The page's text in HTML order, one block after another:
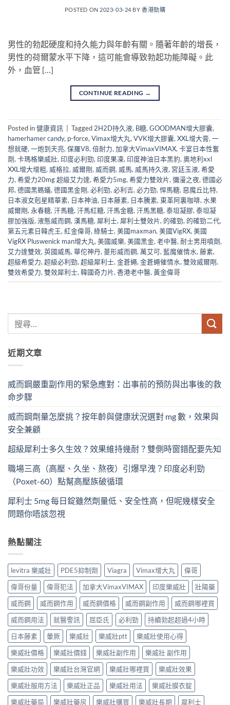
POSTED ON 2023-03-24 BY香港勁購
男性的勃起硬度和持久能力與年齡有關。隨著年齡的增長，
男性的荷爾蒙水平下降，這可能會導致勃起功能障礙。此
外，血管 […]
CONTINUE READING →
Posted in健康資訊 Tagged2H2D持久液, B糖,GOODMAN增大膠囊,
hamerhamer candy, p-force,Vimax增大丸,VVK增大膠囊,XXL增大膏,一
想就硬,一炮到天亮,保羅V8,倍耐力,加拿大VimaxVIMAX,卡宴日本性奮
劑,卡瑪格樂威壯,印度必利勁,印度果凍,印度神油日本黑豹,奧地利xxl
XXL增大增粗, 威格拉, 威爾剛, 威而鋼, 威馬, 威馬持久液, 宮廷玉液,希愛
力,希愛力20mg 超級艾力達,希愛力5mg,希愛力雙效片,彌漫之夜,德國必
邦,德國黑螞蟻,德國黑金剛,必利勁,必利吉,必力勁,悍馬糖,惡魔丘比特,
日本淑女剋星精華素, 日本神油, 日本藤素, 日本騰素,東革阿裏咖啡,水果
威爾剛,永春糖,汗馬糖,汗馬紅糖,汗馬金糖,汗馬黑糖,泰坦凝膠,泰坦凝
膠加強版,液態威而鋼,漢馬糖, 犀利士, 犀利士雙效片, 的確勁, 的確勁二代,
第五元素日韓虎王,紅金偉哥,綠騎士,美國maxman,美國VigRX,美國
VigRX Pluswenick man增大丸,美國威樂,美國黑金,老中醫,耐士男用噴劑,
艾力達雙效,英國威馬,華佗神丹,菱形威而鋼,萬艾可,藍魔催情水,藤素,
超級希愛力,超級必利勁,超級犀利士,金蒼蠅,金蒼蠅催情水,雙效威爾剛,
雙效希愛力,雙效犀利士,韓國奇力片,香港老中醫,黃金偉哥
近期文章
威而鋼嚴重副作用的緊急應對：出事前的預防與出事後的救
命步驟
威而鋼劑量怎麼挑？按年齡與健康狀況選對 mg 數，效果與
安全兼顧
超級犀利士多久生效？效果維持幾耐？雙側時窗錯配要先知
職場三高（高壓、久坐、熬夜）引爆早洩？印度必利勁
（Poxet-60）點幫高壓族破循環
犀利士 5mg 每日錠雖然劑量低、安全性高，但呢幾樣安全
問題你唔該忽視
熱點關注
levitra 樂威壯 PDE5抑制劑 Viagra Vimax增大丸
偉哥
偉哥份量
偉哥犯法 加拿大VimaxVIMAX 印度樂威壯
壯陽藥
威而鋼
威而鋼作用 威而鋼價格 威而鋼副作用
威而鋼哪裡買
威而鋼用法
就醫警訊 屈臣氏 必利勁
持續勃起超過4小時
日本藤素
暈厥 樂威壯 樂威壯ptt
樂威壯使用心得
樂威壯價格
樂威壯價錢 樂威壯副作用
樂威壯 副作用
樂威壯功效
樂威壯台灣官網 樂威壯哪裡買
樂威壯效果
樂威壯服用方法
樂威壯正品 樂威壯用法
樂威壯膜衣錠
樂威壯藥局
樂威壯藥房 樂威壯購買 樂威壯長期 犀利士